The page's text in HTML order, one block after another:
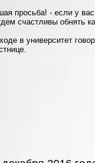
просьба! - если у
счастливы обнять
в университет